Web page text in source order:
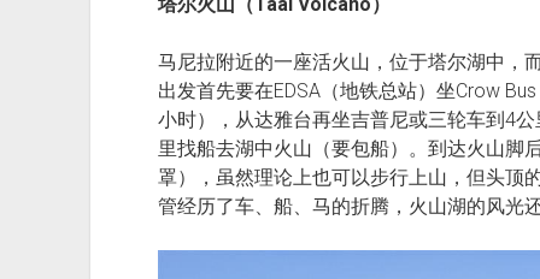
马尼拉附近的一座活火山，位于塔尔湖中，
出发首先要在EDSA（地铁总站）坐Crow
小时），从达雅台再坐吉普尼或三轮车到4
里找船去湖中火山（要包船）。到达火山脚
罩），虽然理论上也可以步行上山，但头顶
管经历了车、船、马的折腾，火山湖的风光